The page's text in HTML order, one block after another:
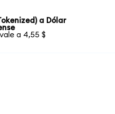
a Dólar
a 4,55 $